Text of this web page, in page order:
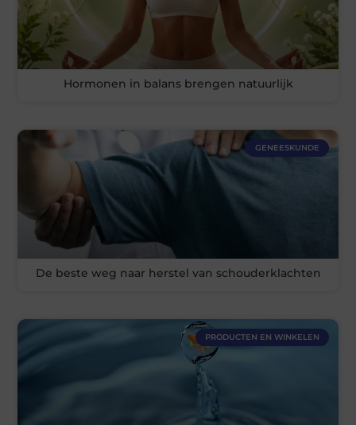
Hormonen in balans brengen natuurlijk
GENEESKUNDE
De beste weg naar herstel van schouderklachten
PRODUCTEN EN WINKELEN